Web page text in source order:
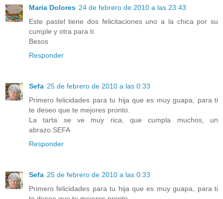
Maria Dolores 24 de febrero de 2010 a las 23:43
Este pastel tiene dos felicitaciones uno a la chica por su
cumple y otra para ti.
Besos
Responder
Sefa 25 de febrero de 2010 a las 0:33
Primero felicidades para tu hija que es muy guapa, para ti
te deseo que te mejores pronto.
La tarta se ve muy rica, que cumpla muchos, un
abrazo.SEFA
Responder
Sefa 25 de febrero de 2010 a las 0:33
Primero felicidades para tu hija que es muy guapa, para ti